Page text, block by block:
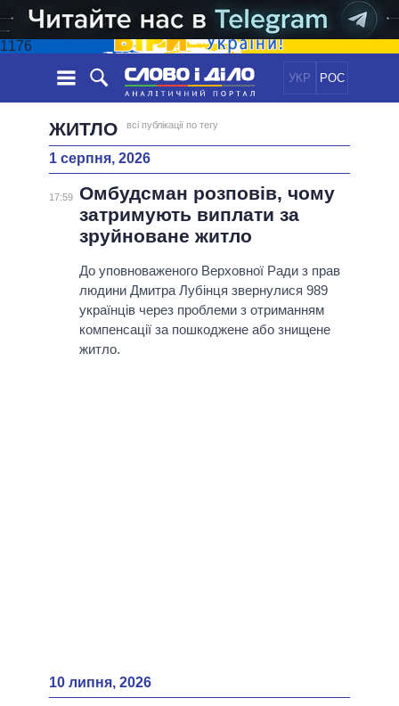
1176
УКР РОС
НОВИНИ
СТРІЧКА
ПОДІЇ
СТАТТІ
ДУМКИ
ОГЛЯДИ
ДАЙДЖЕСТИ
ЕКОНОМІКА
СУСПІЛЬСТВО
СВІТ
ПОЛIТИКИ
УСІ ПОЛІТИКИ
ПРЕЗИДЕНТ І ОФІС
ВЕРХОВНА РАДА
КАБІНЕТ МІНІСТРІВ
ГОЛОВИ ОБЛАДМІНІСТРАЦІЙ
ІНФОГРАФІКА
ВІДЕО
ПІДТРИМАТИ
ЖИТЛО всі публікації по тегу
1 серпня, 2026
17:59 Омбудсман розповів, чому
затримують виплати за
зруйноване житло
До уповноваженого Верховної Ради з прав
людини Дмитра Лубінця звернулися 989
українців через проблеми з отриманням
компенсації за пошкоджене або знищене
житло.
10 липня, 2026